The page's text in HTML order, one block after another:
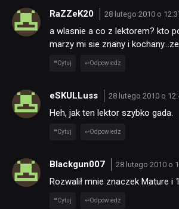
KULTURA
RETRO
JUŻ GRALIŚMY
SKLEP
RaZZeK20 28 lutego 2010 o
a wlasnie a co z lektorem? kto
marzy mi sie znany i
Cytuj Odpowiedz
eSKULLuss 28 lutego 2010 o
Heh, jak ten lektor szybko gada.
Cytuj Odpowiedz
Blackgun007 28 lutego 2010 o
Rozwalił mnie znaczek Mature i
Cytuj Odpowiedz